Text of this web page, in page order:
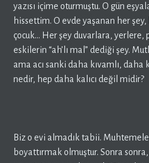
yazısı içime oturmuştu. O gün
hissettim. O evde yaşanan her
çocuk… Her şey duvarlara,
eskilerin “ah’lı mal” dediği şey.
ama acı sanki daha kıvamlı, daha
nedir, hep daha kalıcı değil midir?
Biz o evi almadık tabii.
boyattırmak olmuştur. Sonra